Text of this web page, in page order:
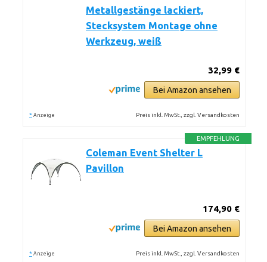
Metallgestänge lackiert,
Stecksystem Montage ohne
Werkzeug, weiß
32,99 €
Bei Amazon ansehen
* Anzeige Preis inkl. MwSt., zzgl. Versandkosten
EMPFEHLUNG
Coleman Event Shelter L
Pavillon
174,90 €
Bei Amazon ansehen
* Anzeige Preis inkl. MwSt., zzgl. Versandkosten